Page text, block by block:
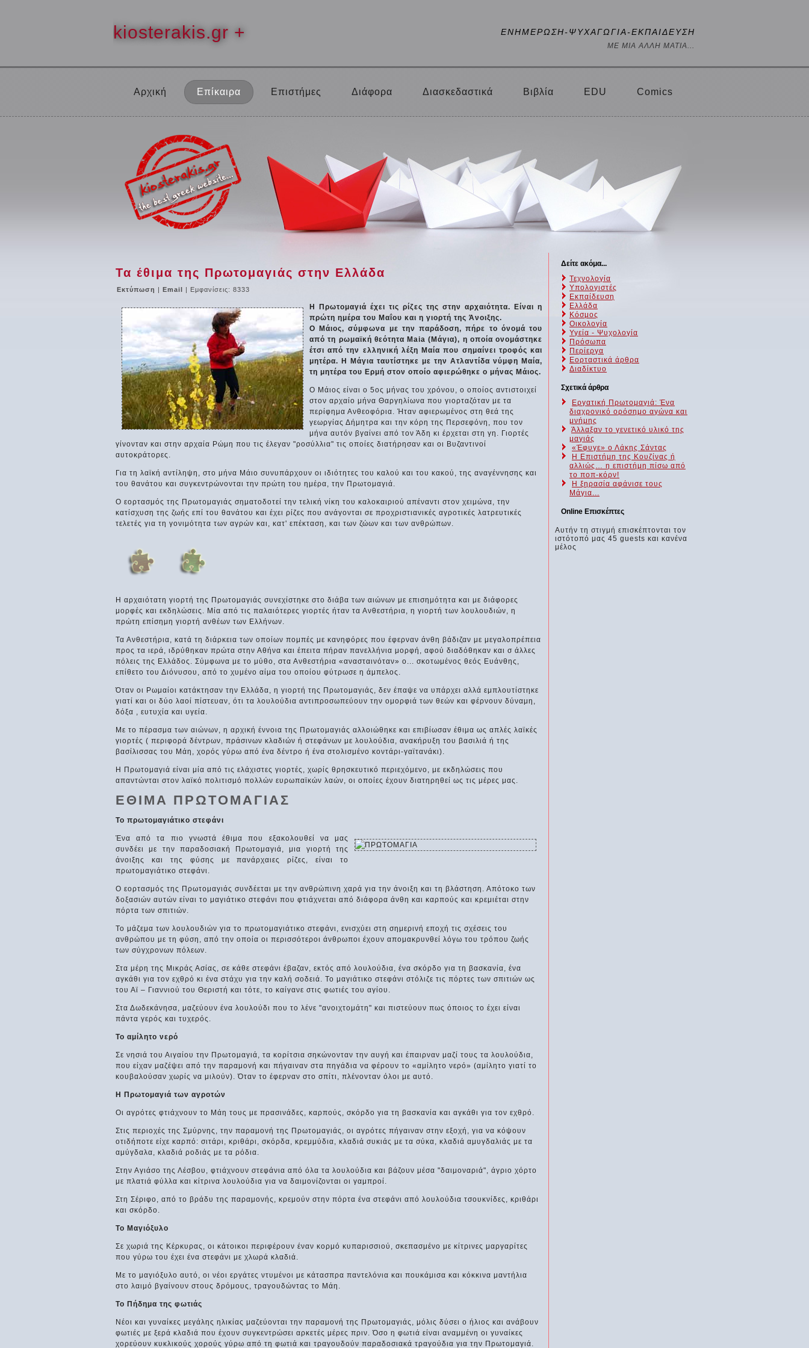
kiosterakis.gr + ΕΝΗΜΕΡΩΣΗ-ΨΥΧΑΓΩΓΙΑ-ΕΚΠΑΙΔΕΥΣΗ
ΜΕ ΜΙΑ ΑΛΛΗ ΜΑΤΙΑ...
Αρχική Επίκαιρα Επιστήμες Διάφορα Διασκεδαστικά Βιβλία EDU Comics
Τα έθιμα της Πρωτομαγιάς στην Ελλάδα
Εκτύπωση | Email | Εμφανίσεις: 8333
H Πρωτομαγιά έχει τις ρίζες της στην αρχαιότητα. Είναι η
πρώτη ημέρα του Μαΐου και η γιορτή της Άνοιξης.
Ο Μάιος, σύμφωνα με την παράδοση, πήρε το όνομά του
από τη ρωμαϊκή θεότητα Maia (Μάγια), η οποία ονομάστηκε
έτσι από την ελληνική λέξη Μαία που σημαίνει τροφός και
μητέρα. Η Μάγια ταυτίστηκε με την Ατλαντίδα νύμφη Μαία,
τη μητέρα του Ερμή στον οποίο αφιερώθηκε ο μήνας Μάιος.
Ο Μάιος είναι ο 5ος μήνας του χρόνου, ο οποίος αντιστοιχεί
στον αρχαίο μήνα Θαργηλίωνα που γιορταζόταν με τα
περίφημα Ανθεοφόρια. Ήταν αφιερωμένος στη θεά της
γεωργίας Δήμητρα και την κόρη της Περσεφόνη, που τον
μήνα αυτόν βγαίνει από τον Άδη κι έρχεται στη γη. Γιορτές
γίνονταν και στην αρχαία Ρώμη που τις έλεγαν "ροσύλλια" τις οποίες διατήρησαν και οι Βυζαντινοί
αυτοκράτορες.
Για τη λαϊκή αντίληψη, στο μήνα Μάιο συνυπάρχουν οι ιδιότητες του καλού και του κακού, της αναγέννησης και
του θανάτου και συγκεντρώνονται την πρώτη του ημέρα, την Πρωτομαγιά.
Ο εορτασμός της Πρωτομαγιάς σηματοδοτεί την τελική νίκη του καλοκαιριού απέναντι στον χειμώνα, την
κατίσχυση της ζωής επί του θανάτου και έχει ρίζες που ανάγονται σε προχριστιανικές αγροτικές λατρευτικές
τελετές για τη γονιμότητα των αγρών και, κατ' επέκταση, και των ζώων και των ανθρώπων.
Η αρχαιότατη γιορτή της Πρωτομαγιάς συνεχίστηκε στο διάβα των αιώνων με επισημότητα και με διάφορες
μορφές και εκδηλώσεις. Μία από τις παλαιότερες γιορτές ήταν τα Ανθεστήρια, η γιορτή των λουλουδιών, η
πρώτη επίσημη γιορτή ανθέων των Ελλήνων.
Τα Ανθεστήρια, κατά τη διάρκεια των οποίων πομπές με κανηφόρες που έφερναν άνθη βάδιζαν με μεγαλοπρέπεια
προς τα ιερά, ιδρύθηκαν πρώτα στην Αθήνα και έπειτα πήραν πανελλήνια μορφή, αφού διαδόθηκαν και σ άλλες
πόλεις της Ελλάδος. Σύμφωνα με το μύθο, στα Ανθεστήρια «ανασταινόταν» ο... σκοτωμένος θεός Ευάνθης,
επίθετο του Διόνυσου, από το χυμένο αίμα του οποίου φύτρωσε η άμπελος.
Όταν οι Ρωμαίοι κατάκτησαν την Ελλάδα, η γιορτή της Πρωτομαγιάς, δεν έπαψε να υπάρχει αλλά εμπλουτίστηκε
γιατί και οι δύο λαοί πίστευαν, ότι τα λουλούδια αντιπροσωπεύουν την ομορφιά των θεών και φέρνουν δύναμη,
δόξα , ευτυχία και υγεία.
Με το πέρασμα των αιώνων, η αρχική έννοια της Πρωτομαγιάς αλλοιώθηκε και επιβίωσαν έθιμα ως απλές λαϊκές
γιορτές ( περιφορά δέντρων, πράσινων κλαδιών ή στεφάνων με λουλούδια, ανακήρυξη του βασιλιά ή της
βασίλισσας του Μάη, χορός γύρω από ένα δέντρο ή ένα στολισμένο κοντάρι-γαϊτανάκι).
Η Πρωτομαγιά είναι μία από τις ελάχιστες γιορτές, χωρίς θρησκευτικό περιεχόμενο, με εκδηλώσεις που
απαντώνται στον λαϊκό πολιτισμό πολλών ευρωπαϊκών λαών, οι οποίες έχουν διατηρηθεί ως τις μέρες μας.
ΕΘΙΜΑ ΠΡΩΤΟΜΑΓΙΑΣ
Το πρωτομαγιάτικο στεφάνι
Ένα από τα πιο γνωστά έθιμα που εξακολουθεί να μας
συνδέει με την παραδοσιακή Πρωτομαγιά, μια γιορτή της
άνοιξης και της φύσης με πανάρχαιες ρίζες, είναι το
πρωτομαγιάτικο στεφάνι.
Ο εορτασμός της Πρωτομαγιάς συνδέεται με την ανθρώπινη χαρά για την άνοιξη και τη βλάστηση. Απότοκο των
δοξασιών αυτών είναι το μαγιάτικο στεφάνι που φτιάχνεται από διάφορα άνθη και καρπούς και κρεμιέται στην
πόρτα των σπιτιών.
Το μάζεμα των λουλουδιών για το πρωτομαγιάτικο στεφάνι, ενισχύει στη σημερινή εποχή τις σχέσεις του
ανθρώπου με τη φύση, από την οποία οι περισσότεροι άνθρωποι έχουν απομακρυνθεί λόγω του τρόπου ζωής
των σύγχρονων πόλεων.
Στα μέρη της Μικράς Ασίας, σε κάθε στεφάνι έβαζαν, εκτός από λουλούδια, ένα σκόρδο για τη βασκανία, ένα
αγκάθι για τον εχθρό κι ένα στάχυ για την καλή σοδειά. Το μαγιάτικο στεφάνι στόλιζε τις πόρτες των σπιτιών ως
του Αϊ – Γιαννιού του Θεριστή και τότε, το καίγανε στις φωτιές του αγίου.
Στα Δωδεκάνησα, μαζεύουν ένα λουλούδι που το λένε "ανοιχτομάτη" και πιστεύουν πως όποιος το έχει είναι
πάντα γερός και τυχερός.
Το αμίλητο νερό
Σε νησιά του Αιγαίου την Πρωτομαγιά, τα κορίτσια σηκώνονταν την αυγή και έπαιρναν μαζί τους τα λουλούδια,
που είχαν μαζέψει από την παραμονή και πήγαιναν στα πηγάδια να φέρουν το «αμίλητο νερό» (αμίλητο γιατί το
κουβαλούσαν χωρίς να μιλούν). Όταν το έφερναν στο σπίτι, πλένονταν όλοι με αυτό.
Η Πρωτομαγιά των αγροτών
Οι αγρότες φτιάχνουν το Μάη τους με πρασινάδες, καρπούς, σκόρδο για τη βασκανία και αγκάθι για τον εχθρό.
Στις περιοχές της Σμύρνης, την παραμονή της Πρωτομαγιάς, οι αγρότες πήγαιναν στην εξοχή, για να κόψουν
οτιδήποτε είχε καρπό: σιτάρι, κριθάρι, σκόρδα, κρεμμύδια, κλαδιά συκιάς με τα σύκα, κλαδιά αμυγδαλιάς με τα
αμύγδαλα, κλαδιά ροδιάς με τα ρόδια.
Στην Αγιάσο της Λέσβου, φτιάχνουν στεφάνια από όλα τα λουλούδια και βάζουν μέσα "δαιμοναριά", άγριο χόρτο
με πλατιά φύλλα και κίτρινα λουλούδια για να δαιμονίζονται οι γαμπροί.
Στη Σέριφο, από το βράδυ της παραμονής, κρεμούν στην πόρτα ένα στεφάνι από λουλούδια τσουκνίδες, κριθάρι
και σκόρδο.
Το Μαγιόξυλο
Σε χωριά της Κέρκυρας, οι κάτοικοι περιφέρουν έναν κορμό κυπαρισσιού, σκεπασμένο με κίτρινες μαργαρίτες
που γύρω του έχει ένα στεφάνι με χλωρά κλαδιά.
Με το μαγιόξυλο αυτό, οι νέοι εργάτες ντυμένοι με κάτασπρα παντελόνια και πουκάμισα και κόκκινα μαντήλια
στο λαιμό βγαίνουν στους δρόμους, τραγουδώντας το Μάη.
Το Πήδημα της φωτιάς
Νέοι και γυναίκες μεγάλης ηλικίας μαζεύονται την παραμονή της Πρωτομαγιάς, μόλις δύσει ο ήλιος και ανάβουν
φωτιές με ξερά κλαδιά που έχουν συγκεντρώσει αρκετές μέρες πριν. Όσο η φωτιά είναι αναμμένη οι γυναίκες
χορεύουν κυκλικούς χορούς γύρω από τη φωτιά και τραγουδούν παραδοσιακά τραγούδια για την Πρωτομαγιά.
Δείτε ακόμα...
Τεχνολογία
Υπολογιστές
Εκπαίδευση
Ελλάδα
Κόσμος
Οικολογία
Υγεία - Ψυχολογία
Πρόσωπα
Περίεργα
Εορταστικά άρθρα
Διαδίκτυο
Σχετικά άρθρα
Εργατική Πρωτομαγιά: Ένα
διαχρονικό ορόσημο αγώνα και
μνήμης
Άλλαξαν το γενετικό υλικό της
μαγιάς
«Έφυγε» ο Λάκης Σάντας
Η Επιστήμη της Κουζίνας ή
αλλιώς… η επιστήμη πίσω από
το ποπ-κόρν!
Η ξηρασία αφάνισε τους
Μάγια...
Online Επισκέπτες
Αυτήν τη στιγμή επισκέπτονται τον
ιστότοπό μας 45 guests και κανένα
μέλος